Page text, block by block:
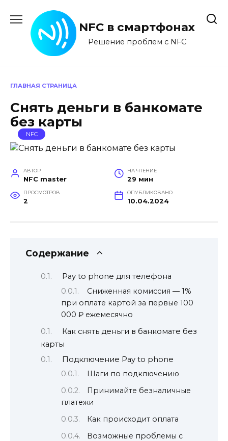
содержанию
NFC в смартфонах
Решение проблем с NFC
ГЛАВНАЯ СТРАНИЦА
Снять деньги в банкомате
без карты
NFC
АВТОР
NFC master
НА ЧТЕНИЕ
29 мин
ПРОСМОТРОВ
2
ОПУБЛИКОВАНО
10.04.2024
Содержание
Pay to phone для телефона
Сниженная комиссия — 1%
при оплате картой за первые 100
000 ₽ ежемесячно
Как снять деньги в банкомате без
карты
Подключение Pay to phone
Шаги по подключению
Принимайте безналичные
платежи
Как происходит оплата
Возможные проблемы с